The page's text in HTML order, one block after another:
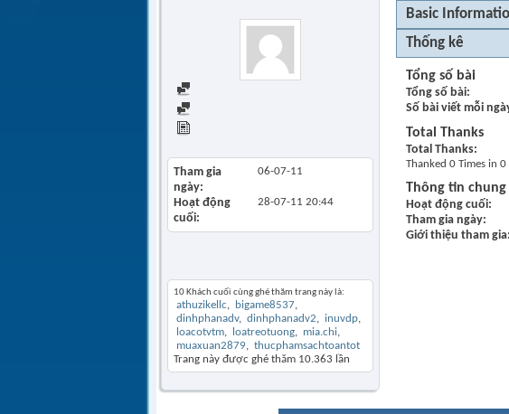
Tham gia
ngày
06-07-11
Hoạt động
cuối
28-07-11 20:44
10 Khách cuối cùng ghé thăm trang này là:
athuzikellc
bigame8537
dinhphanadv
dinhphanadv2
inuvdp
loacotvtm
loatreotuong
mia.chi
muaxuan2879
thucphamsachtoantot
Trang này được ghé thăm 10.363 lần
Basic
Thống kê
Tổng số bài
Tổng số bài
Số bài viết mỗi
Total Thanks
Total Thanks
Thanked 0 Times in 0
Thông tin chung
Hoạt động cuối
Tham gia ngày
Giới thiệu tham gia